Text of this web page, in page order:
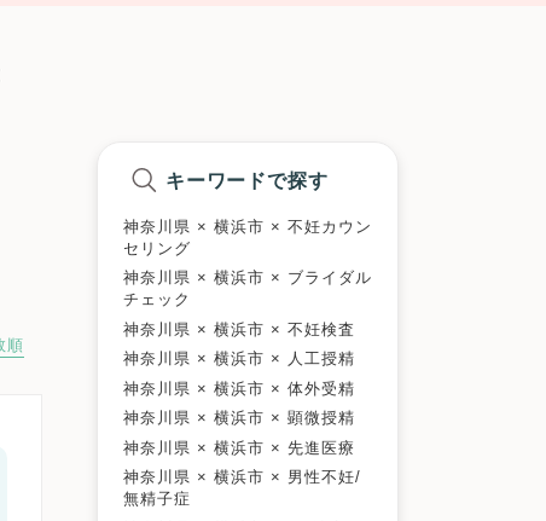
順
キーワードで探す
神奈川県 × 横浜市 × 不妊カウン
セリング
神奈川県 × 横浜市 × ブライダル
チェック
神奈川県 × 横浜市 × 不妊検査
神奈川県 × 横浜市 × 人工授精
神奈川県 × 横浜市 × 体外受精
神奈川県 × 横浜市 × 顕微授精
神奈川県 × 横浜市 × 先進医療
神奈川県 × 横浜市 × 男性不妊/
無精子症